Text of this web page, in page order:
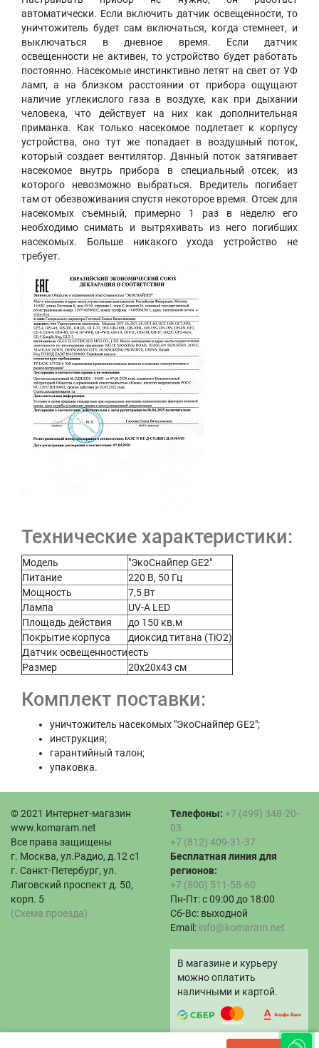
автоматически. Если включить датчик освещенности, то
уничтожитель будет сам включаться, когда стемнеет, и
выключаться в дневное время. Если датчик
освещенности не активен, то устройство будет работать
постоянно. Насекомые инстинктивно летят на свет от УФ
ламп, а на близком расстоянии от прибора ощущают
наличие углекислого газа в воздухе, как при дыхании
человека, что действует на них как дополнительная
приманка. Как только насекомое подлетает к корпусу
устройства, оно тут же попадает в воздушный поток,
который создает вентилятор. Данный поток затягивает
насекомое внутрь прибора в специальный отсек, из
которого невозможно выбраться. Вредитель погибает
там от обезвоживания спустя некоторое время. Отсек для
насекомых съемный, примерно 1 раз в неделю его
необходимо снимать и вытряхивать из него погибших
насекомых. Больше никакого ухода устройство не
требует.
Технические характеристики:
Модель
"ЭкоСнайпер GE2"
Питание
220 В, 50 Гц
Мощность
7,5 Вт
Лампа
UV-A LED
Площадь действия
до 150 кв.м
Покрытие корпуса
диоксид титана (TiO2)
Датчик освещенностиесть
Размер
20х20х43 см
Комплект поставки:
уничтожитель насекомых "ЭкоСнайпер GE2";
инструкция;
гарантийный талон;
упаковка.
© 2021 Интернет-магазин
www.komaram.net
Все права защищены
г. Москва, ул.Радио, д.12 с1
г. Санкт-Петербург, ул.
Лиговский проспект д. 50,
корп. 5
(Схема проезда)
Телефоны: +7 (499) 348-20-
03
+7 (812) 409-31-37
Бесплатная линия для
регионов:
+7 (800) 511-58-60
Пн-Пт: с 09:00 до 18:00
Сб-Вс: выходной
Email: info@komaram.net
В магазине и курьеру
можно оплатить
наличными и картой.